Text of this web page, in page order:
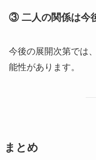
③ 二人の関係は今
今後の展開次第では
能性があります。
まとめ